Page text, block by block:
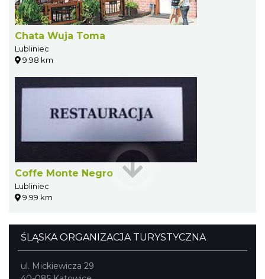
Chata Wuja Toma
Lubliniec
9.98 km
Coffe Monte Negro
Lubliniec
9.99 km
ŚLĄSKA ORGANIZACJA TURYSTYCZNA
ul. Mickiewicza 29